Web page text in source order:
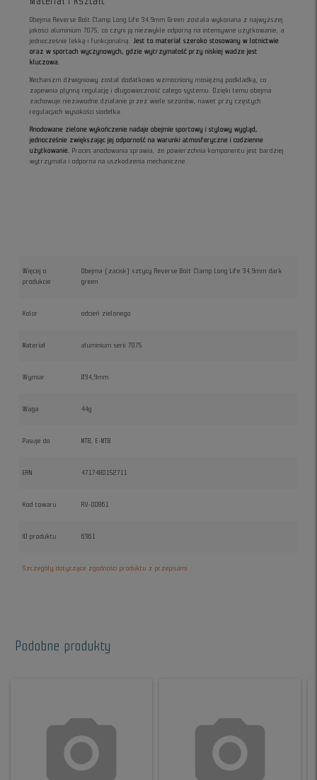
Obejma Reverse Bolt Clamp Long Life 34.9mm Green została wykonana z najwyższej
jakości aluminium 7075, co czyni ją niezwykle odporną na intensywne użytkowanie, a
jednocześnie lekką i funkcjonalną.Jest to materiał szeroko stosowany w lotnictwie
oraz w sportach wyczynowych, gdzie wytrzymałość przy niskiej wadze jest
kluczowa.
Mechanizm dźwigniowy został dodatkowo wzmocniony mosiężną podkładką, co
zapewnia płynną regulację i długowieczność całego systemu. Dzięki temu obejma
zachowuje niezawodne działanie przez wiele sezonów, nawet przy częstych
regulacjach wysokości siodełka.
Anodowane zielone wykończenie nadaje obejmie sportowy i stylowy wygląd,
jednocześnie zwiększając jej odporność na warunki atmosferyczne i codzienne
użytkowanie. Proces anodowania sprawia, że powierzchnia komponentu jest bardziej
wytrzymała i odporna na uszkodzenia mechaniczne.
Więcej o
produkcie
Obejma (zacisk) sztycy Reverse Bolt Clamp Long Life 34,9mm dark
green
Kolor odcień zielonego
Materiał aluminium serii 7075
Wymiar Ø34,9mm
Waga 44g
Pasuje do MTB, E-MTB
EAN 4717480152711
Kod towaru RV-00861
ID produktu 6361
Szczegóły dotyczące zgodności produktu z przepisami
Podobne produkty